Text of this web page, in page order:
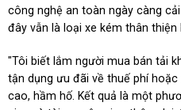
công nghệ an toàn ngày càng
đây vẫn là loại xe kém thân thiện
"Tôi biết lắm người mua bán tải
tận dụng ưu đãi về thuế phí
cao, hầm hố. Kết quả là một